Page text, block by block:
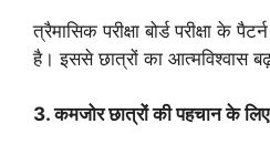
त्रैमासिक परीक्षा बोर्ड परीक्षा के
है। इससे छात्रों का आत्मविश्वास
3. कमजोर छात्रों की पहचान के लिए